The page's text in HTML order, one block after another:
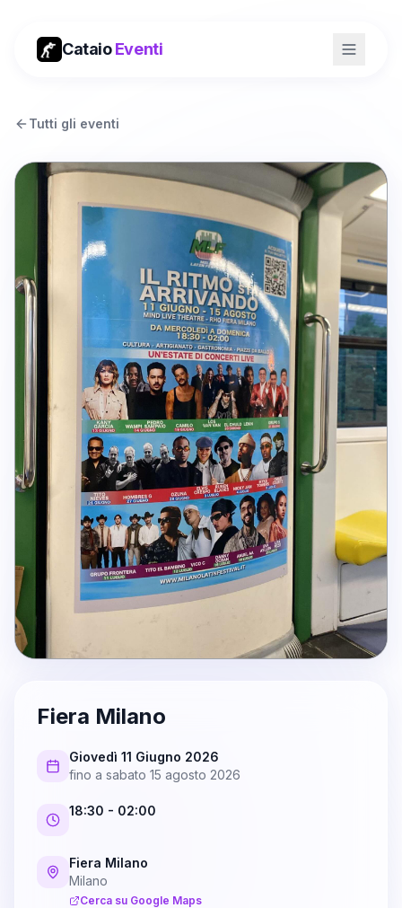
CataioEventi
Tutti gli eventi
Fiera Milano
Giovedì 11 Giugno 2026
fino a sabato 15 agosto 2026
18:30 - 02:00
Fiera Milano
Milano
Cerca su Google Maps